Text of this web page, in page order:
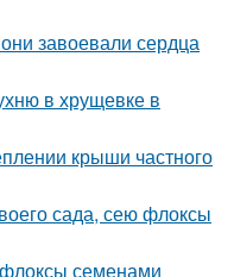
завоевали сердца
в хрущевке в
крыши частного
сада, сею флоксы
семенами